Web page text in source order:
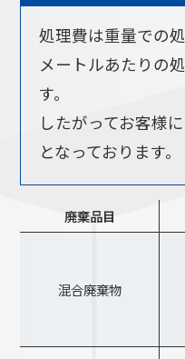
処理費は重量での
メートルあたりの
す。
したがってお客様
となっております。
廃棄品目
混合廃棄物